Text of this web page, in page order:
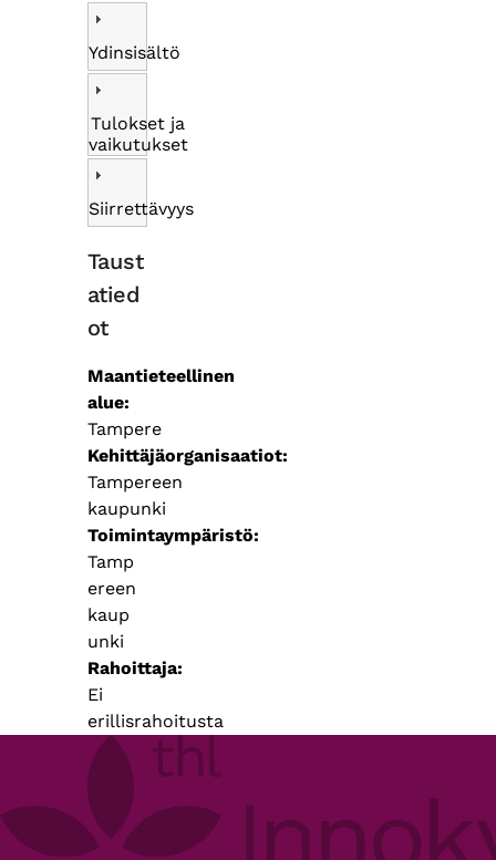
Ydinsisältö
Tulokset ja
vaikutukset
Siirrettävyys
Taust
atied
ot
Maantieteellinen
alue
Tampere
Kehittäjäorganisaatiot
Tampereen
kaupunki
Toimintaympäristö
Tamp
ereen
kaup
unki
Rahoittaja
Ei
erillisrahoitusta